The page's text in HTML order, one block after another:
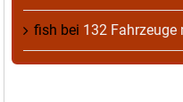
fish bei 132 Fahrzeuge